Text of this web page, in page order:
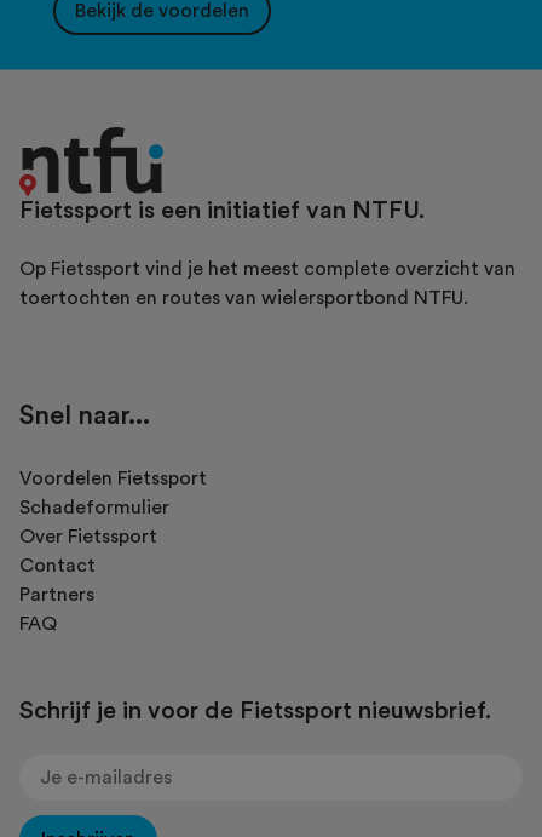
Bekijk de voordelen
Fietssport is een initiatief van NTFU.
Op Fietssport vind je het meest complete overzicht van
toertochten en routes van wielersportbond NTFU.
Snel naar...
Voordelen Fietssport
Schadeformulier
Over Fietssport
Contact
Partners
FAQ
Schrijf je in voor de Fietssport nieuwsbrief.